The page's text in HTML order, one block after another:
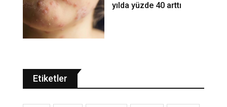
yılda yüzde 40 arttı
Etiketler